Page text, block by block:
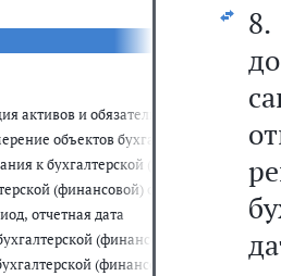
активов и обязательств
объектов бухгалтерского учета
к бухгалтерской (финансовой)
(финансовой) отчетности
отчетная дата
(финансовой) отчетности
(финансовой) отчетности